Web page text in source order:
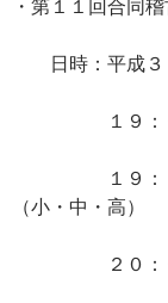
・第１１回合同
日時：平成３
１９：０
１９：１５
（小・中・高）
２０：００